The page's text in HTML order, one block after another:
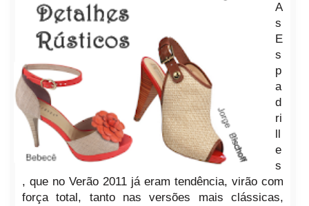
A
s
E
s
p
a
d
ri
e
s
, que no Verão 2011 já eram tendência, virão com
força total, tanto nas versões mais clássicas,